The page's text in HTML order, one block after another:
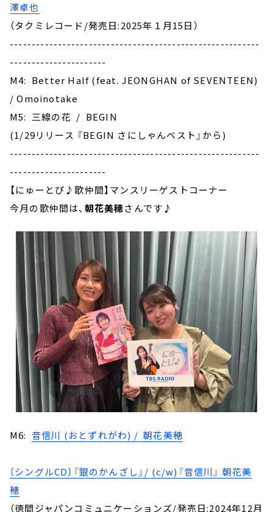
澤卓也
（タクミレコード/発売日:2025年１月15日）
---------------------------------------------------------
----------------------
M4: Better Half (feat. JEONGHAN of SEVENTEEN)
/ Omoinotake
M5: 三線の花 / BEGIN
(1/29リリース 『BEGIN さにしゃんベスト』から)
---------------------------------------------------------
----------------------
【にゅーとぴ♪歌仲間】マンスリーゲストコーナー
今月の歌仲間は、 朝花美穂さんです♪
M6: 音信川 (おとずれがわ) / 朝花美穂
〔シングルCD〕『銀のかんざし』/ (c/w)『音信川』 朝花美
穂
（徳間ジャパンコミュニケーションズ/発売日:2024年12月